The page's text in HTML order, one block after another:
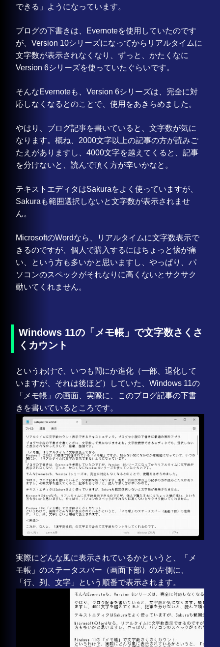
できる」ようになっています。
ブログの下書きは、Evernoteを使用していたのです
が、Version 10シリーズになってからリアルタイムに
文字数が表示されなくなり、ずっと、かたくなに
Version 6シリーズを使っていたぐらいです。
そんなEvernoteも、Version 6シリーズは、完全に対
応しなくなるとのことで、使用をあきらめました。
やはり、ブログ記事を書いていると、文字数が気に
なります。概ね、2000文字以上の記事の方が読みご
たえがありますし、4000文字を越えてくると、記事
を分けないと、読んで頂く方が辛いかなと。
テキストエディタはSakuraをよく使っていますが、
Sakuraも範囲選択しないと文字数が表示されませ
ん。
MicrosoftのWordなら、リアルタイムに文字数表示で
きるのですが、個人で購入するにはちょっと懐が痛
い、という方も多いかと思いますし、やっぱり、パ
ソコンのスペックがそれなりに高くないとサクサク
動いてくれません。
Windows 11の「メモ帳」で文字数さくさ
くカウント
というわけで、いつも間にか進化（一部、退化して
いますが、それは後ほど）していた、Windows 11の
「メモ帳」の画面、実際に、このブログ記事の下書
きを書いているところです。
実際にどんな風に表示されているかというと、「メ
モ帳」のステータスバー（画面下部）の左側に、
「行、列、文字」という順番で表示されます。